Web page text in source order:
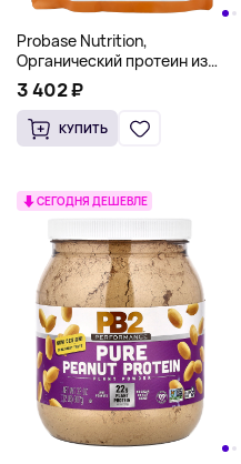
Probase Nutrition,
Органический протеин из
семян тыквы, без добавок, 1
фунт
3 402 ₽
КУПИТЬ
СЕГОДНЯ ДЕШЕВЛЕ